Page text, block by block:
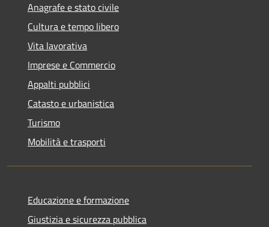
Anagrafe e stato civile
Cultura e tempo libero
Vita lavorativa
Imprese e Commercio
Appalti pubblici
Catasto e urbanistica
Turismo
Mobilità e trasporti
Educazione e formazione
Giustizia e sicurezza pubblica